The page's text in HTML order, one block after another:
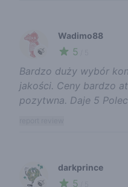
🍃
Wadimo88
5
Bardzo duży wybór
jakości. Ceny bardzo
pozytwna. Daje 5
🍃
darkprince
5